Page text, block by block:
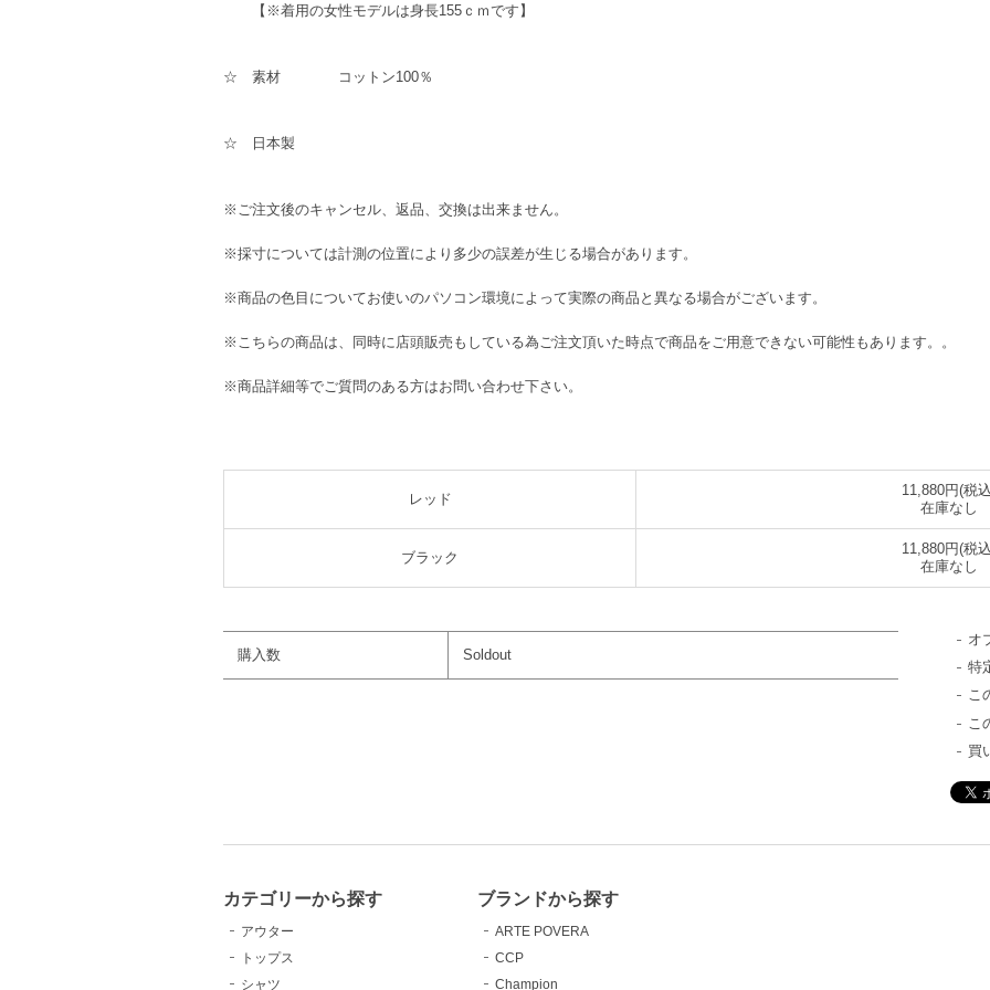
【※着用の女性モデルは身長155ｃｍです】
☆ 素材 コットン100％
☆ 日本製
※ご注文後のキャンセル、返品、交換は出来ません。
※採寸については計測の位置により多少の誤差が生じる場合があります。
※商品の色目についてお使いのパソコン環境によって実際の商品と異なる場合がございます。
※こちらの商品は、同時に店頭販売もしている為ご注文頂いた時点で商品をご用意できない可能性もあります。。
※商品詳細等でご質問のある方はお問い合わせ下さい。
レッド
11,880円(税
在庫なし
ブラック
11,880円(税
在庫なし
購入数 Soldout
オ
特
こ
こ
買
カテゴリーから探す
アウター
トップス
シャツ
ブランドから探す
ARTE POVERA
CCP
Champion